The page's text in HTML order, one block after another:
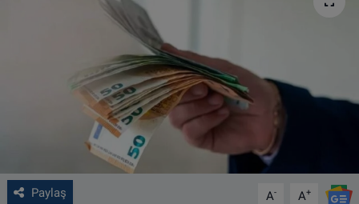
Paylaş A- A+
VIDEO GALERİ
ALGEMENE VOORWAARDEN
CONTACT
Çerez Politikası